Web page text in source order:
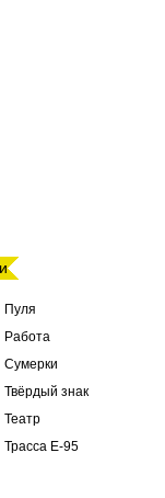
Пуля
Работа
Сумерки
Твёрдый знак
Театр
Трасса Е-95